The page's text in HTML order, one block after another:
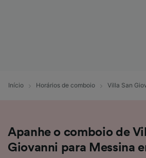
Início Horários de comboio Villa San
Apanhe o comboio de
Giovanni para Messina